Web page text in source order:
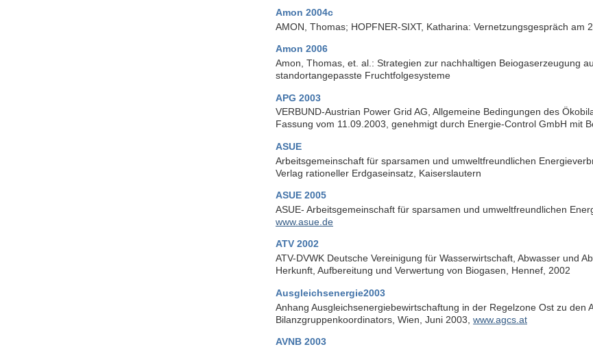
Amon 2004c
AMON, Thomas; HOPFNER-SIXT, Katharina: Vernetzungsgespräch am
Amon 2006
Amon, Thomas, et. al.: Strategien zur nachhaltigen Beiogaserzeugung
standortangepasste Fruchtfolgesysteme
APG 2003
VERBUND-Austrian Power Grid AG, Allgemeine Bedingungen des
Fassung vom 11.09.2003, genehmigt durch Energie-Control GmbH mit
ASUE
Arbeitsgemeinschaft für sparsamen und umweltfreundlichen
Verlag rationeller Erdgaseinsatz, Kaiserslautern
ASUE 2005
ASUE- Arbeitsgemeinschaft für sparsamen und umweltfreundlichen
www.asue.de
ATV 2002
ATV-DVWK Deutsche Vereinigung für Wasserwirtschaft, Abwasser und
Herkunft, Aufbereitung und Verwertung von Biogasen, Hennef, 2002
Ausgleichsenergie2003
Anhang Ausgleichsenergiebewirtschaftung in der Regelzone Ost zu den
Bilanzgruppenkoordinators, Wien, Juni 2003, www.agcs.at
AVNB 2003